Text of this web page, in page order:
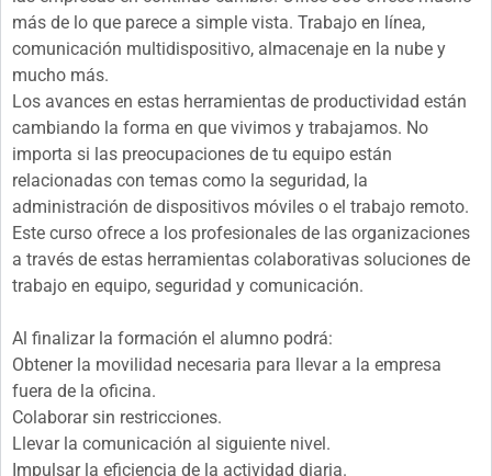
más de lo que parece a simple vista. Trabajo en línea,
comunicación multidispositivo, almacenaje en la nube y
mucho más.
Los avances en estas herramientas de productividad están
cambiando la forma en que vivimos y trabajamos. No
importa si las preocupaciones de tu equipo están
relacionadas con temas como la seguridad, la
administración de dispositivos móviles o el trabajo remoto.
Este curso ofrece a los profesionales de las organizaciones
a través de estas herramientas colaborativas soluciones de
trabajo en equipo, seguridad y comunicación.
Al finalizar la formación el alumno podrá:
Obtener la movilidad necesaria para llevar a la empresa
fuera de la oficina.
Colaborar sin restricciones.
Llevar la comunicación al siguiente nivel.
Impulsar la eficiencia de la actividad diaria.